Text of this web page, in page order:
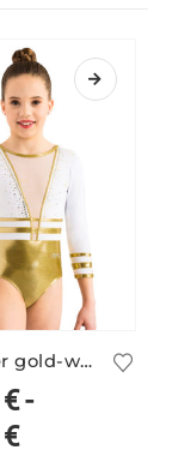
Eleganter gold-weißer Turnanzug ANIKE/1
€-
€